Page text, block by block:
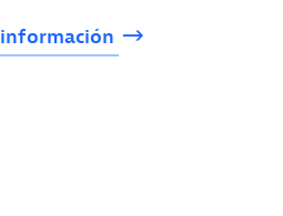
información